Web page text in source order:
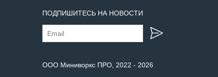
ПОДПИШИТЕСЬ НА НОВОСТИ
ООО Миниворкс ПРО , 2022 - 2026